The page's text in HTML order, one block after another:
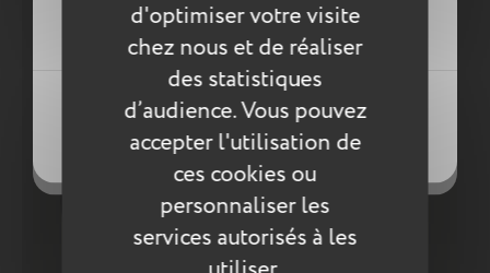
d'optimiser votre visite
chez nous et de réaliser
des statistiques
d’audience. Vous pouvez
accepter l'utilisation de
ces cookies ou
personnaliser les
services autorisés à les
Créer une nouvelle liste
((cancelText))
((createText))
Vous devez être connecté pour ajouter
des produits à votre liste d'envies.
((cancelText))
((loginText))